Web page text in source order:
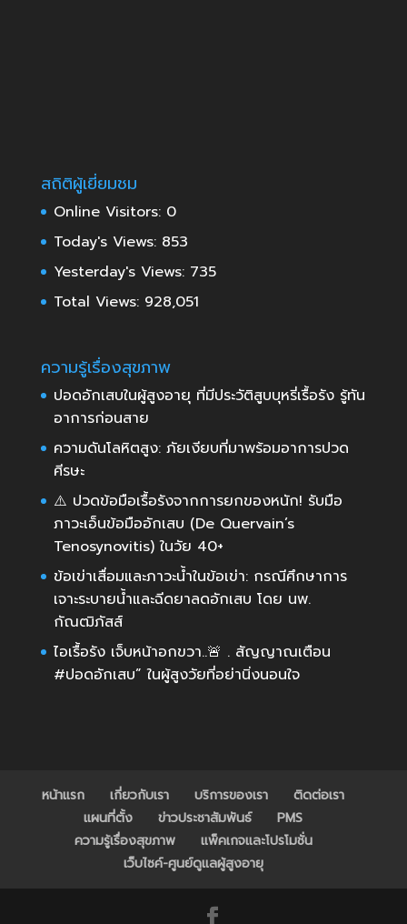
สถิติผู้เยี่ยมชม
Online Visitors: 0
Today's Views: 853
Yesterday's Views: 735
Total Views: 928,051
ความรู้เรื่องสุขภาพ
ปอดอักเสบในผู้สูงอายุ ที่มีประวัติสูบบุหรี่เรื้อรัง รู้ทัน
อาการก่อนสาย
ความดันโลหิตสูง: ภัยเงียบที่มาพร้อมอาการปวด
ศีรษะ
⚠️ ปวดข้อมือเรื้อรังจากการยกของหนัก! รับมือ
ภาวะเอ็นข้อมืออักเสบ (De Quervain’s
Tenosynovitis) ในวัย 40+
ข้อเข่าเสื่อมและภาวะน้ำในข้อเข่า: กรณีศึกษาการ
เจาะระบายน้ำและฉีดยาลดอักเสบ โดย นพ.
กัณฒิภัสส์
ไอเรื้อรัง เจ็บหน้าอกขวา..🚨 . สัญญาณเตือน
#ปอดอักเสบ” ในผู้สูงวัยที่อย่านิ่งนอนใจ
หน้าแรก เกี่ยวกับเรา บริการของเรา
ติดต่อเรา
แผนที่ตั้ง
ข่าวประชาสัมพันธ์
PMS
ความรู้เรื่องสุขภาพ
แพ็คเกจและโปรโมชั่น
เว็บไซค์-ศูนย์ดูแลผู้สูงอายุ